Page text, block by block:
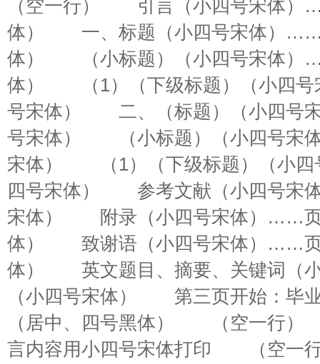
（空一行） 引言（小四号宋体）
体） 一、标题（小四号宋体）……
体） （小标题）（小四号宋体）
体） （1）（下级标题）（小四
号宋体） 二、（标题）（小四号
号宋体） （小标题）（小四号宋
宋体） （1）（下级标题）（小
四号宋体） 参考文献（小四号宋
宋体） 附录（小四号宋体）……页
体） 致谢语（小四号宋体）……页
体） 英文题目、摘要、关键词（
（小四号宋体） 第三页开始：
（居中、四号黑体） （空一
言内容用小四号宋体打印 （空